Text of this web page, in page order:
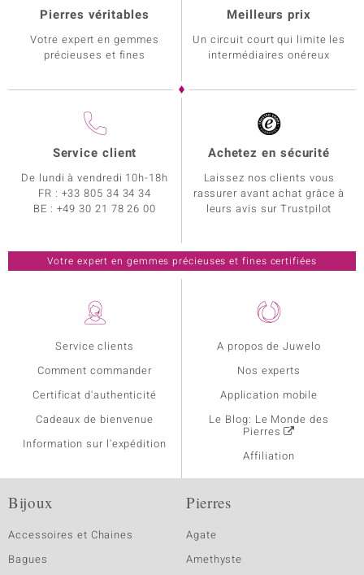
Service clients
Comment commander
Certificat d'authenticité
Cadeaux de bienvenue
Information sur l'expédition
A propos de Juwelo
Nos experts
Application mobile
Le Blog: Le Monde des
Pierres
Affiliation
Pierres véritables
Votre expert en gemmes
précieuses et fines
Meilleurs prix
Un circuit court qui limite les
intermédiaires onéreux
Service client
De lundi à vendredi 10h-18h
FR : +33 805 34 34 34
BE : +49 30 21 78 26 00
Achetez en sécurité
Laissez nos clients vous
rassurer avant achat grâce à
leurs avis sur Trustpilot
Votre expert en gemmes précieuses et fines certifiées
Bijoux
Accessoires et Chaines
Bagues
Pierres
Agate
Amethyste